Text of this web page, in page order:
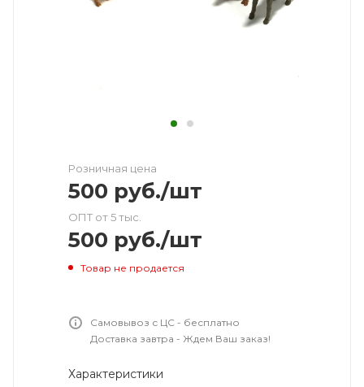
Розничная цена
500 руб./шт
ОПТ от 5 тыс.
500 руб./шт
Товар не продается
Самовывоз с ЦС - бесплатно
Доставка завтра - Ждем Ваш заказ!
Характеристики